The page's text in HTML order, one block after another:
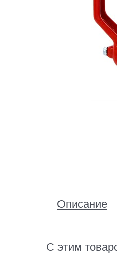
Описание
С этим